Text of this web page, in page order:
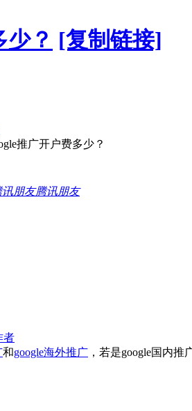
？ [复制链接]
推广开户费多少？
腾讯朋友
者
和google海外推广 ，若是google国内